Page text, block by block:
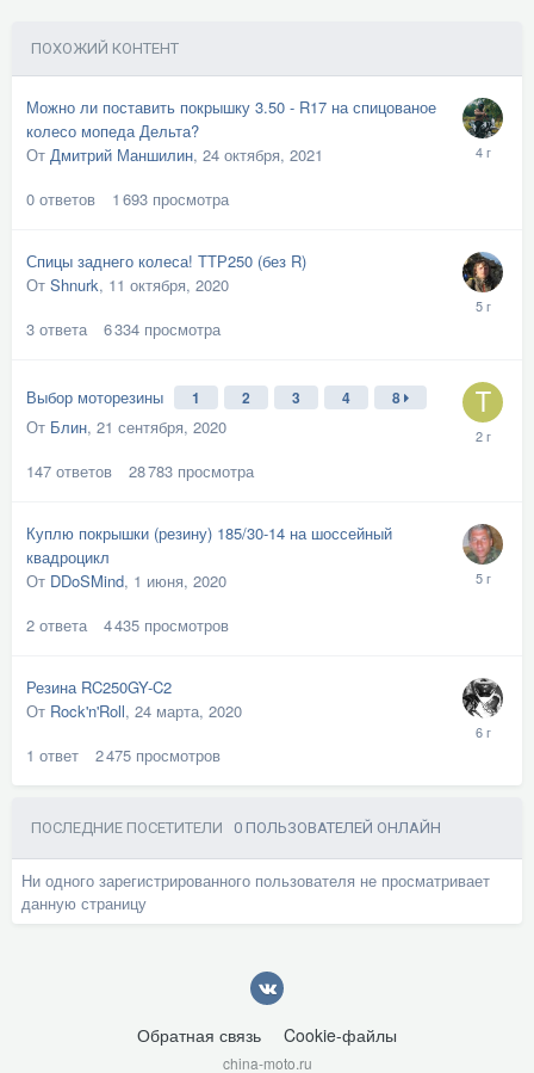
ПОХОЖИЙ КОНТЕНТ
Можно ли поставить покрышку 3.50 - R17 на спицованое
колесо мопеда Дельта?
От Дмитрий Маншилин, 24 октября, 2021
0 ответов 1 693 просмотра
Спицы заднего колеса! ТТР250 (без R)
От Shnurk, 11 октября, 2020
3 ответа 6 334 просмотра
Выбор моторезины 1 2 3 4 8
От Блин, 21 сентября, 2020
147 ответов 28 783 просмотра
Куплю покрышки (резину) 185/30-14 на шоссейный
квадроцикл
От DDoSMind, 1 июня, 2020
2 ответа 4 435 просмотров
Резина RC250GY-C2
От Rock'n'Roll, 24 марта, 2020
1 ответ 2 475 просмотров
ПОСЛЕДНИЕ ПОСЕТИТЕЛИ 0 ПОЛЬЗОВАТЕЛЕЙ ОНЛАЙН
Ни одного зарегистрированного пользователя не просматривает
данную страницу
Обратная связь Cookie-файлы
china-moto.ru